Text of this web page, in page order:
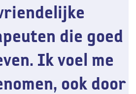
die goed
Ik voel me
ook door